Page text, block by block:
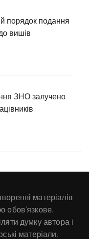
порядок подання
вишів
ЗНО залучено
матеріалів
обов'язкове.
думку автора і
матеріали.